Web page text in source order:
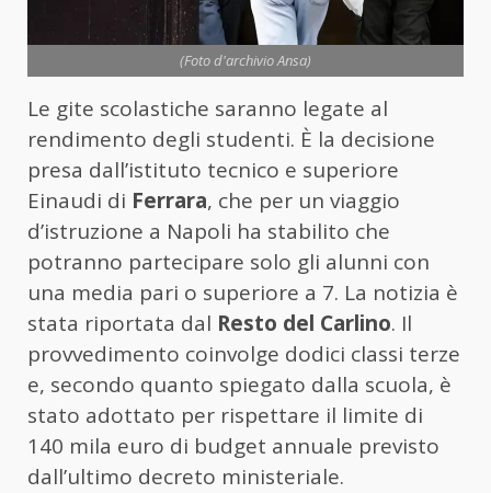
(Foto d'archivio Ansa)
Le gite scolastiche saranno legate al
rendimento degli studenti. È la decisione
presa dall’istituto tecnico e superiore
Einaudi di Ferrara, che per un viaggio
d’istruzione a Napoli ha stabilito che
potranno partecipare solo gli alunni con
una media pari o superiore a 7. La notizia è
stata riportata dal Resto del Carlino. Il
provvedimento coinvolge dodici classi terze
e, secondo quanto spiegato dalla scuola, è
stato adottato per rispettare il limite di
140 mila euro di budget annuale previsto
dall’ultimo decreto ministeriale.